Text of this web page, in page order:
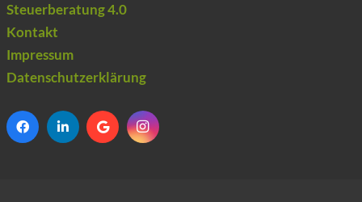
Steuerberatung 4.0
Kontakt
Impressum
Datenschutzerklärung